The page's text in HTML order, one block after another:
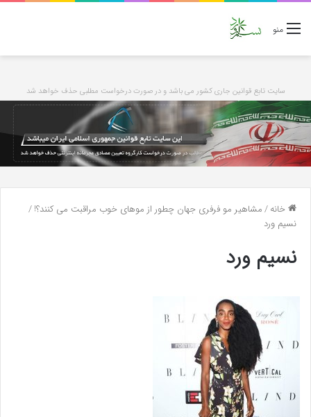
منو
سایت تابع قوانین جاری کشور می باشد و در صورت درخواست مطلبی حذف خواهد شد
خانه/مشاهیر مو فرفری جهان چطور از موهای خوب مراقبت می کنند؟!/
نسیم ورد
نسیم ورد